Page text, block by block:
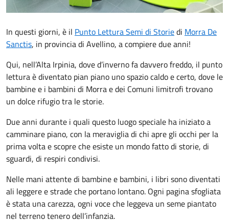
In questi giorni, è il Punto Lettura Semi di Storiedi Morra De
Sanctis, in provincia di Avellino, a compiere due anni!
Qui, nell’Alta Irpinia, dove d’inverno fa davvero freddo, il punto
lettura è diventato pian piano uno spazio caldo e certo, dove le
bambine e i bambini di Morra e dei Comuni limitrofi trovano
un dolce rifugio tra le storie.
Due anni durante i quali questo luogo speciale ha iniziato a
camminare piano, con la meraviglia di chi apre gli occhi per la
prima volta e scopre che esiste un mondo fatto di storie, di
sguardi, di respiri condivisi.
Nelle mani attente di bambine e bambini, i libri sono diventati
ali leggere e strade che portano lontano. Ogni pagina sfogliata
è stata una carezza, ogni voce che leggeva un seme piantato
nel terreno tenero dell’infanzia.